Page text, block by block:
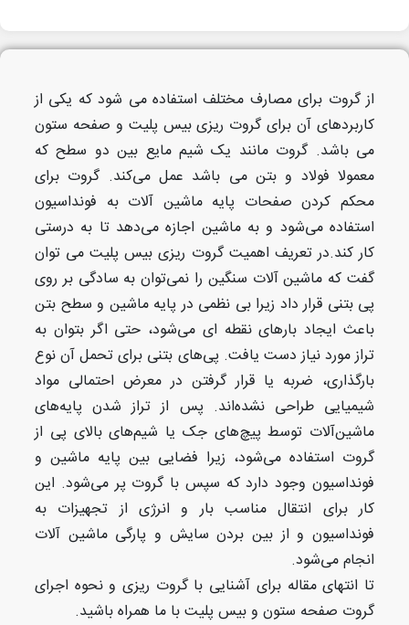
از گروت برای مصارف مختلف استفاده می شود که یکی از
کاربردهای آن برای گروت ریزی بیس پلیت و صفحه ستون
می باشد. گروت مانند یک شیم مایع بین دو سطح که
معمولا فولاد و بتن می باشد عمل می‌کند. گروت برای
محکم کردن صفحات پایه ماشین آلات به فونداسیون
استفاده می‌‌شود و به ماشین اجازه می‌دهد تا به درستی
کار کند.در تعریف اهمیت گروت ریزی بیس پلیت می توان
گفت که ماشین آلات سنگین را نمی‌توان به سادگی بر روی
پی بتنی قرار داد زیرا بی نظمی در پایه ماشین و سطح بتن
باعث ایجاد بارهای نقطه ای می‌شود، حتی اگر بتوان به
تراز مورد نیاز دست یافت. پی‌های بتنی برای تحمل آن نوع
بارگذاری، ضربه یا قرار گرفتن در معرض احتمالی مواد
شیمیایی طراحی نشده‌اند. پس از تراز شدن پایه‌های
ماشین‌آلات توسط پیچ‌های جک یا شیم‌های بالای پی از
گروت استفاده می‌شود، زیرا فضایی بین پایه ماشین و
فونداسیون وجود دارد که سپس با گروت پر می‌شود. این
کار برای انتقال مناسب بار و انرژی از تجهیزات به
فونداسیون و از بین بردن سایش و پارگی ماشین آلات
انجام می‌شود.
تا انتهای مقاله برای آشنایی با گروت ریزی و نحوه اجرای
گروت صفحه ستون و بیس پلیت با ما همراه باشید.